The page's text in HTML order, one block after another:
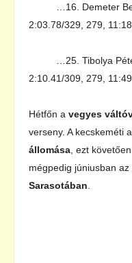
…16. Demeter
2:03.78/329, 279,
…25. Tibolya Péter
2:10.41/309, 279,
Hétfőn a vegyes
verseny. A kecskeméti
állomása , ezt
mégpedig júniusban az
Sarasotában